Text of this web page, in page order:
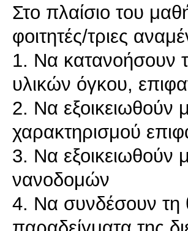
Στο πλαίσιο του
φοιτητές/τριες
1. Να κατανοήσουν
υλικών όγκου,
2. Να εξοικειωθούν
χαρακτηρισμού
3. Να εξοικειωθούν
νανοδομών
4. Να συνδέσουν τη